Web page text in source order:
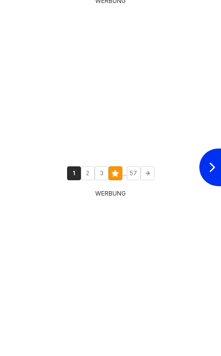
1 2 3 ... 57
WERBUNG